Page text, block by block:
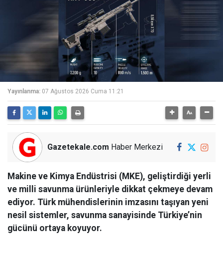
Yayınlanma: 07 Ağustos 2026 Cuma 11:21
Gazetekale.com Haber Merkezi
Makine ve Kimya Endüstrisi (MKE), geliştirdiği yerli
ve milli savunma ürünleriyle dikkat çekmeye devam
ediyor. Türk mühendislerinin imzasını taşıyan yeni
nesil sistemler, savunma sanayisinde Türkiye’nin
gücünü ortaya koyuyor.